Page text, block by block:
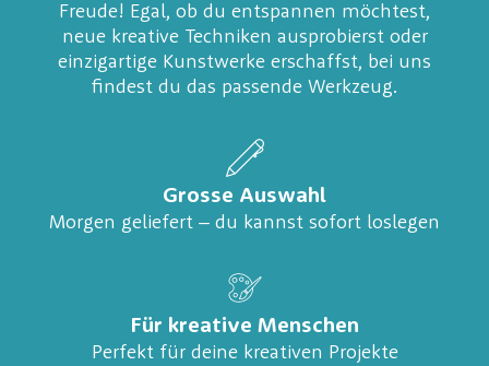
Freude! Egal, ob du entspannen möchtest,
neue kreative Techniken ausprobierst oder
einzigartige Kunstwerke erschaffst, bei uns
findest du das passende Werkzeug.
Grosse Auswahl
Morgen geliefert – du kannst sofort loslegen
Für kreative Menschen
Perfekt für deine kreativen Projekte